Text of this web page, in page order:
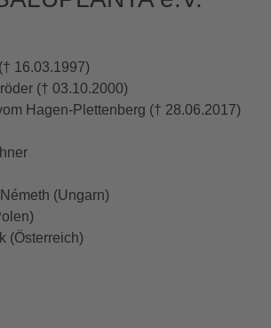
16.03.1997)
(† 03.10.2000)
Hagen-Plettenberg († 28.06.2017)
(Ungarn)
(Österreich)